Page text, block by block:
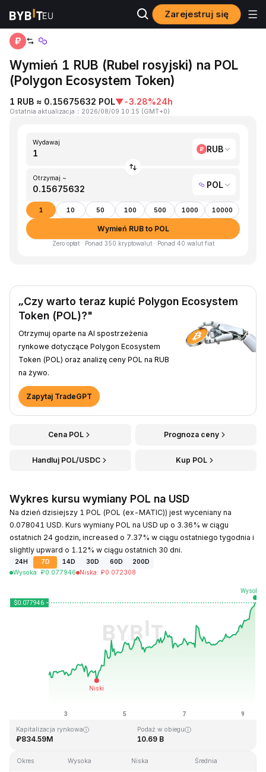
Zarejestruj się
Strona główna
Wymień 1 RUB (Rubel rosyjski) na POL
(Polygon Ecosystem Token)
1 RUB ≈ 0.15675632 POL▼-3.28%24h
Ostatnia aktualizacja ： 2026/08/09 10:15 (GMT+0)
Wydawaj
RUB
Otrzymaj ~
POL
1 10 50 100 500 1000 10000
Wymień RUB to POL
Zero opłat · Ponad 350 kryptowalut · Ponad 40 walut fiat
„Czy warto teraz kupić Polygon Ecosystem
Token (POL)?"
Otrzymuj oparte na AI spostrzeżenia
rynkowe dotyczące Polygon Ecosystem
Token (POL) oraz analizę ceny POL na RUB
na żywo.
Zapytaj TradeGPT
Cena POL Prognoza ceny
Handluj POL/USDC Kup POL
Wykres kursu wymiany POL na USD
Na dzień dzisiejszy 1 POL (POL (ex-MATIC)) jest wyceniany na
0.078041 USD. Kurs wymiany POL na USD up o 3.36% w ciągu
ostatnich 24 godzin, increased o 7.37% w ciągu ostatniego tygodnia i
slightly upward o 1.12% w ciągu ostatnich 30 dni.
24H 7D 14D 30D 60D
200D
Wysoka: ₽0.077946 Niska: ₽0.072308
Ostatnia aktualizacja strony: 2026-08-09, 10:15 GMT+0
Kapitalizacja rynkowa
₽834.59M
Podaż w obiegu
10.69 B
Okres Wysoka Niska Średnia